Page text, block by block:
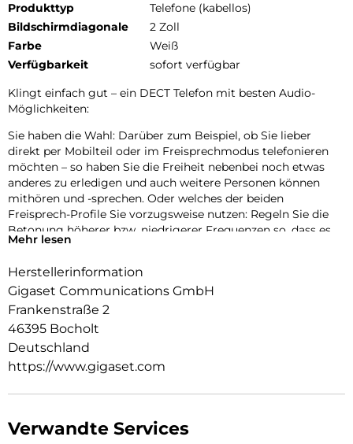
Produkttyp
Telefone (kabellos)
Bildschirmdiagonale
2 Zoll
Farbe
Weiß
Verfügbarkeit
sofort verfügbar
Klingt einfach gut – ein DECT Telefon mit besten Audio-
Möglichkeiten:
Sie haben die Wahl: Darüber zum Beispiel, ob Sie lieber
direkt per Mobilteil oder im Freisprechmodus telefonieren
möchten – so haben Sie die Freiheit nebenbei noch etwas
anderes zu erledigen und auch weitere Personen können
mithören und -sprechen. Oder welches der beiden
Freisprech-Profile Sie vorzugsweise nutzen: Regeln Sie die
Betonung höherer bzw. niedrigerer Frequenzen so, dass es
für Sie angenehm ist. Wie auch immer Sie sich entscheiden –
Übersichtlich, ergonomisch, intuitiv – so komfortabel kann
Telefonieren sein:
Was am Gigaset A690 zuerst ins Auge sticht, dürfte das
große, beleuchtete Schwarz-Weiß-Grafik-Display sein. Das
hat viele Vorteile: Der starke Kontrast von schwarzer Schrift
auf weißem Hintergrund oder die große Ziffernanzeige im
Wählmodus zielen bewusst darauf ab, das Bedienen noch
ergonomische Tastatur mit beleuchteten Tasten und
Mehr lesen
Herstellerinformation
Gigaset Communications GmbH
Frankenstraße 2
46395 Bocholt
Deutschland
https://www.gigaset.com
Verwandte Services